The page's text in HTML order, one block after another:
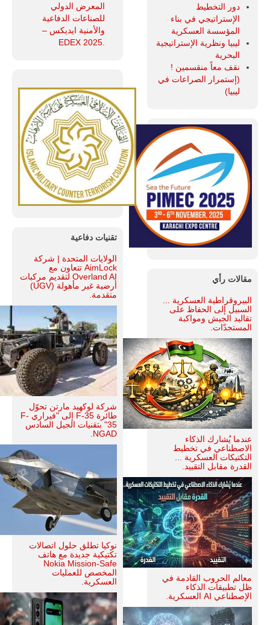
دور التخطيط
الإستراتيجي في بناء
المؤسسة العسكرية
ليبيا ونظرية الإستراتيجية
البحرية
نقف معاً منقسمين !
(إستمرار الصراعات في
ليبيا)
مقالات رأي
البيروقراطية العسكرية ...
السبيل إلى الحفاظ على
تقاليد الجيش ومواكبة
المستجدّات.
عندما يُشارك الذكاء
الاصطناعي في تخطيط
التكتيكات العسكرية ...
القدرة مقابل التقييد.
معالم الحروب القادمة في
ظل تطبيقات الذكاء
الإصطناعي AI العسكرية.
المعرض الدولي
للصناعات الدفاعية
والأمنية ايديكس ‒
تقنيات دفاعية
الولايات المتحدة | شركة
AimLock تتعاون مع
Overland AI لتقديم مركبات
أرضية غير مأهولة (UGV)
متقدمة.
شركة لوكهيد مارتن تحوّل
طائرة F-35 إلى "فيراري F-
35" بتقنيات الجيل السادس
NGAD.
نوكيا تطلق حلول اتصالات
تكتيكية جديدة مع هاتف
Nokia Mission-Safe
المخصص للعمليات
العسكرية.